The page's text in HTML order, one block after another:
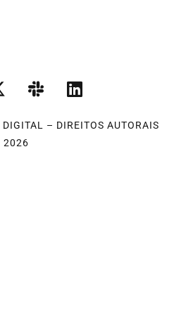
– DIREITOS AUTORAIS
2026